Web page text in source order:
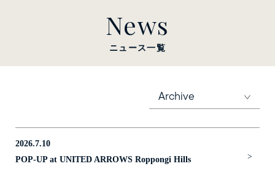
News
ニュース一覧
2026.7.10
POP-UP at UNITED ARROWS Roppongi Hills
>
Archive